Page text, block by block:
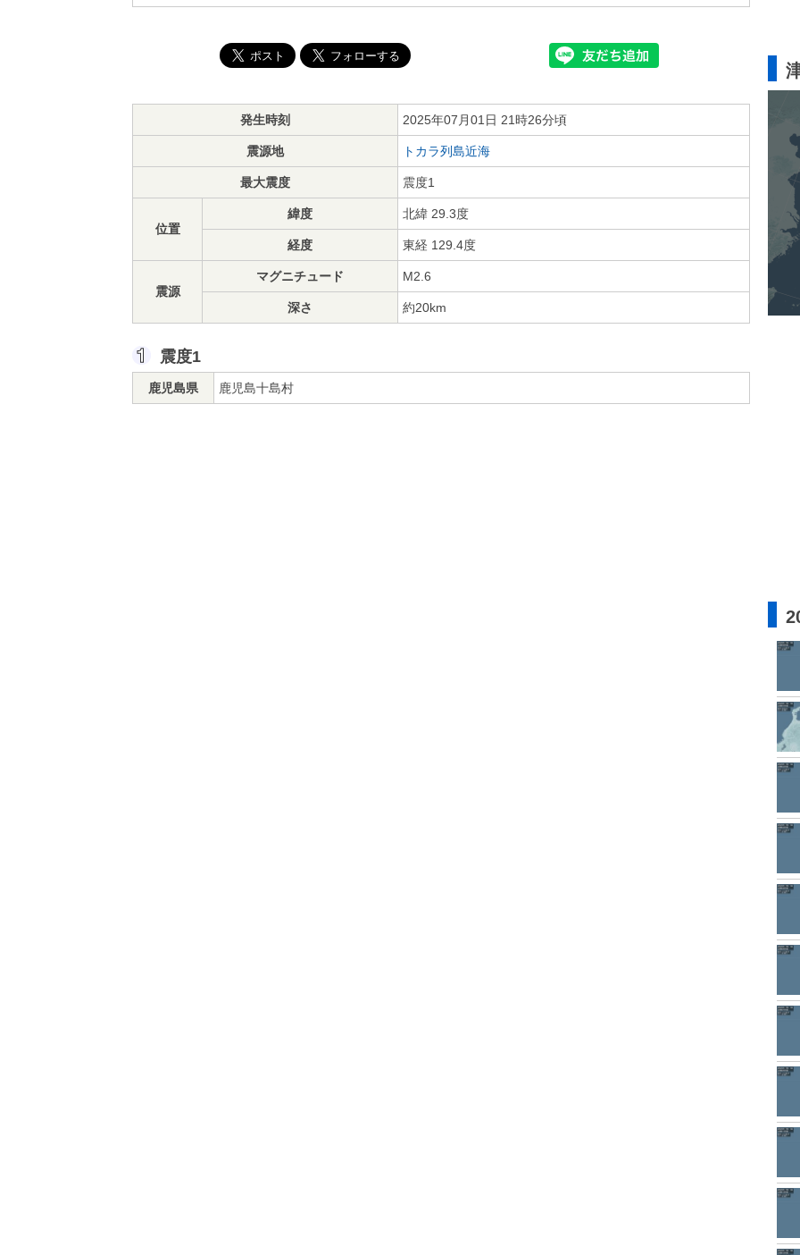
発生時刻 2025年07月01日 21時26分頃
震源地 トカラ列島近海
最大震度 震度1
位置
緯度 北緯 29.3度
経度 東経 129.4度
震源
マグニチュード M2.6
深さ 約20km
震度1
鹿児島県 鹿児島十島村